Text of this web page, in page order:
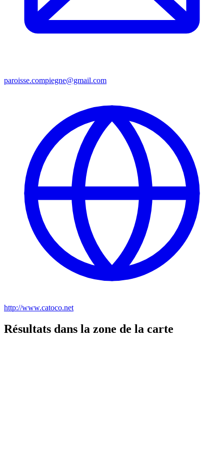
paroisse.compiegne@gmail.com
http://www.catoco.net
Résultats dans la zone de la carte